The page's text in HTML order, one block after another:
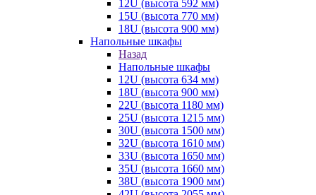
12U (высота 592 мм)
15U (высота 770 мм)
18U (высота 900 мм)
Напольные шкафы
Назад
Напольные шкафы
12U (высота 634 мм)
18U (высота 900 мм)
22U (высота 1180 мм)
25U (высота 1215 мм)
30U (высота 1500 мм)
32U (высота 1610 мм)
33U (высота 1650 мм)
35U (высота 1660 мм)
38U (высота 1900 мм)